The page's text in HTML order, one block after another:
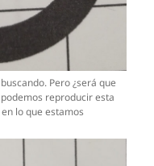
Pero ¿será que
reproducir esta
lo que estamos